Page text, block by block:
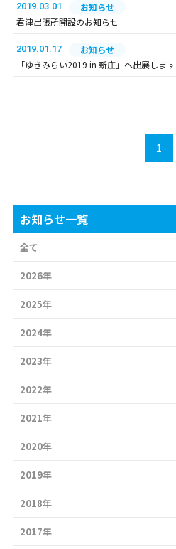
2019.03.01
お知らせ
君津出張所開設のお知らせ
2019.01.17
お知らせ
「ゆきみらい2019 in 新庄」へ出展します
1
お知らせ一覧
全て
2026年
2025年
2024年
2023年
2022年
2021年
2020年
2019年
2018年
2017年